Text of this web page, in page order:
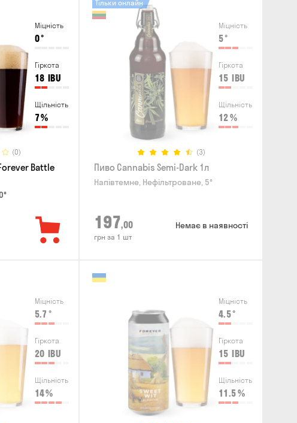
Міцність
0°
Гіркота
18 IBU
Щільність
7%
(0)
Battle
Міцність
5°
Гіркота
15 IBU
Щільність
12%
(3)
Тільки онлайн
Пиво Cannabis Semi-Dark 1л
Напівтемне, Нефільтроване, 5°
197,00
грн за 1 шт
Немає в наявності
Міцність
5.7 °
Гіркота
20 IBU
Щільність
14%
Міцність
4.5°
Гіркота
15 IBU
Щільність
11.5%